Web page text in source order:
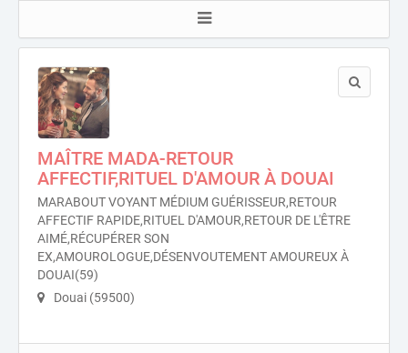
MAÎTRE MADA-RETOUR
AFFECTIF,RITUEL D'AMOUR À DOUAI
MARABOUT VOYANT MÉDIUM GUÉRISSEUR,RETOUR
AFFECTIF RAPIDE,RITUEL D'AMOUR,RETOUR DE L'ÊTRE
AIMÉ,RÉCUPÉRER SON
EX,AMOUROLOGUE,DÉSENVOUTEMENT AMOUREUX À
DOUAI(59)
Douai (59500)